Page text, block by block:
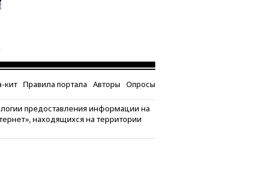
кит Правила портала Авторы Опросы
предоставления информации на
находящихся на территории